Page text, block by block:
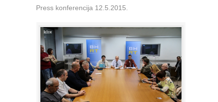
Press konferencija 12.5.2015.